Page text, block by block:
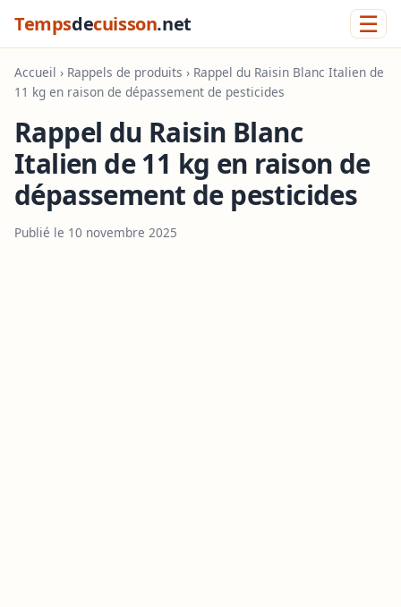
Tempsdecuisson.net ☰
Accueil › Rappels de produits › Rappel du Raisin Blanc Italien de
11 kg en raison de dépassement de pesticides
Rappel du Raisin Blanc
Italien de 11 kg en raison de
dépassement de pesticides
Publié le 10 novembre 2025